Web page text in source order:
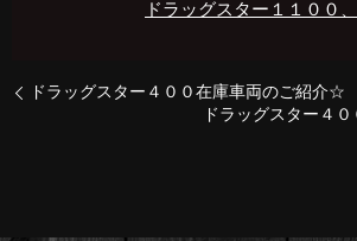
ドラッグスター１１００
ドラッグスター４００在庫車両のご紹介☆
ドラッグスター４